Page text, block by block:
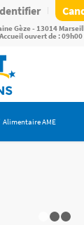
Gèze - 13014
ouvert de :
Alimentaire AME